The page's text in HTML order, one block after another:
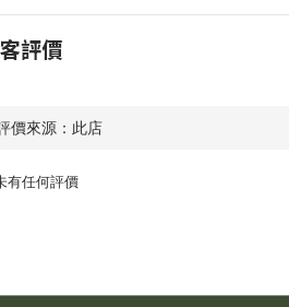
評價
有任何評價